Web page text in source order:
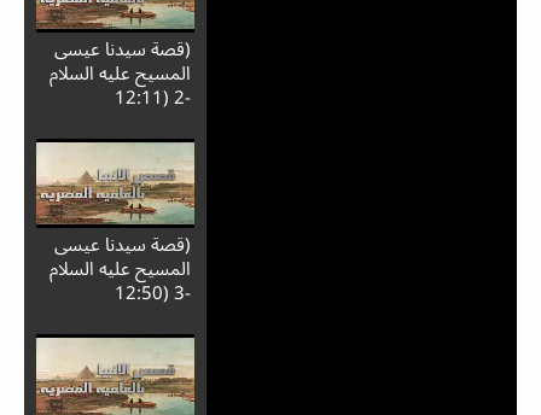
(قصة سيدنا عيسى
المسيح عليه السلام
-2 (12:11
(قصة سيدنا عيسى
المسيح عليه السلام
-3 (12:50